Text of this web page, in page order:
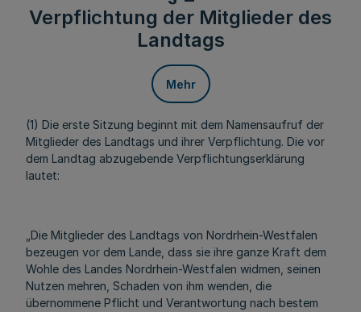
Verpflichtung der Mitglieder des
Landtags
Mehr
(1) Die erste Sitzung beginnt mit dem Namensaufruf der
Mitglieder des Landtags und ihrer Verpflichtung. Die vor
dem Landtag abzugebende Verpflichtungserklärung
lautet:
„Die Mitglieder des Landtags von Nordrhein-Westfalen
bezeugen vor dem Lande, dass sie ihre ganze Kraft dem
Wohle des Landes Nordrhein-Westfalen widmen, seinen
Nutzen mehren, Schaden von ihm wenden, die
übernommene Pflicht und Verantwortung nach bestem